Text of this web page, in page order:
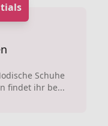
Schuhe
findet ihr be...